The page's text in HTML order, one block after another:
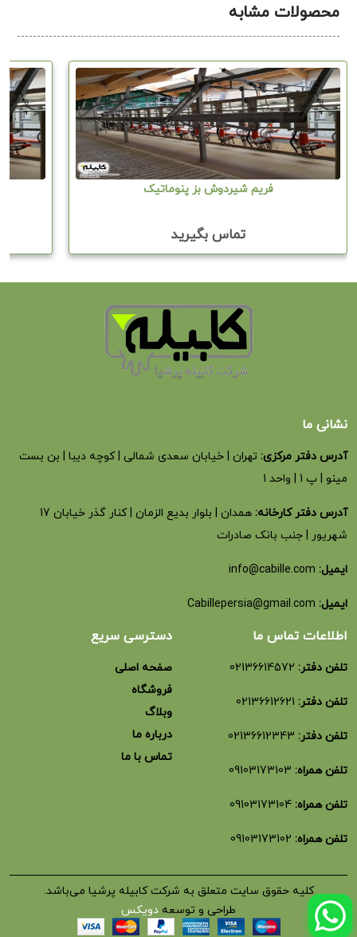
محصولات مشابه
فریم شیردوش بز پنوماتیک
تماس بگیرید
نشانی ما
آدرس دفتر مرکزی: تهران | خیابان سعدی شمالی | کوچه دیبا | بن بست
مینو | پ 1 | واحد 1
آدرس دفتر کارخانه:
همدان | بلوار بدیع الزمان | کنار گذر خیابان 17
شهریور | جنب بانک صادرات
ایمیل: info@cabille.com
ایمیل: Cabillepersia@gmail.com
اطلاعات تماس ما
تلفن دفتر: 02136614572
تلفن دفتر: 02136612621
تلفن دفتر: 02136612343
تلفن همراه: 09103173103
تلفن همراه: 09103173104
تلفن همراه: 09103173102
دسترسی سریع
صفحه اصلی
فروشگاه
وبلاگ
درباره ما
تماس با ما
کلیه حقوق سایت متعلق به شرکت کابیله پرشیا می‌باشد.
طراحی و توسعه دویکس